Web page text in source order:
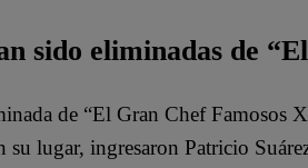
sido eliminadas de
de “El Gran Chef Famosos
su lugar, ingresaron Patricio